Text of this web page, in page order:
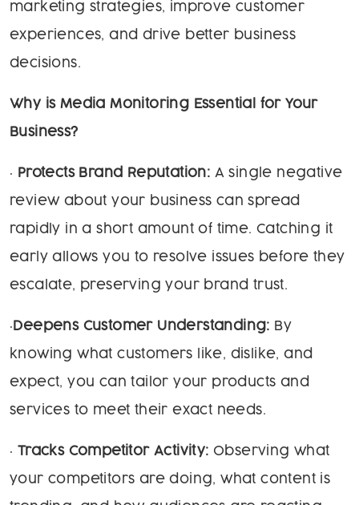
marketing strategies, improve customer
experiences, and drive better business
decisions.
Why is Media Monitoring Essential for Your
Business?
• Protects Brand Reputation: A single negative
review about your business can spread
rapidly in a short amount of time. Catching it
early allows you to resolve issues before they
escalate, preserving your brand trust.
• Deepens Customer Understanding: By
knowing what customers like, dislike, and
expect, you can tailor your products and
services to meet their exact needs.
• Tracks Competitor Activity: Observing what
your competitors are doing, what content is